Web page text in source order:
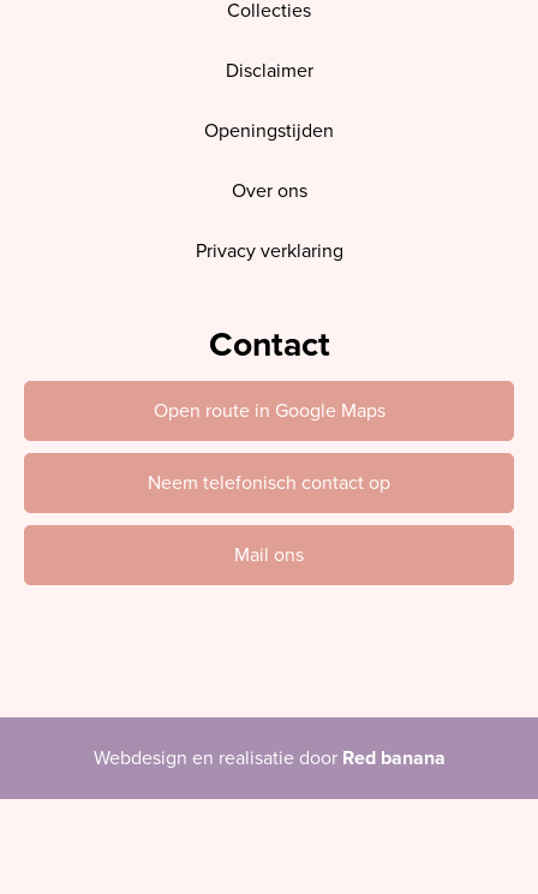
Collecties
Disclaimer
Openingstijden
Over ons
Privacy verklaring
Contact
Open route in Google Maps
Neem telefonisch contact op
Mail ons
Webdesign en realisatie door Red banana